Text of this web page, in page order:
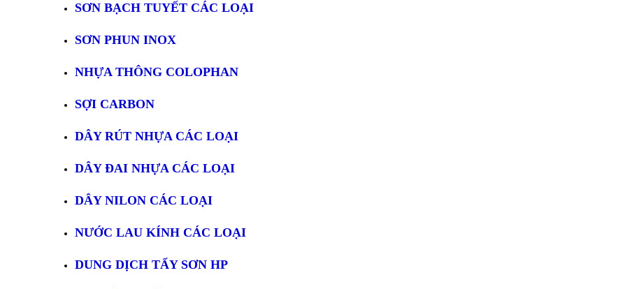
SƠN BẠCH TUYẾT CÁC LOẠI
SƠN PHUN INOX
NHỰA THÔNG COLOPHAN
SỢI CARBON
DÂY RÚT NHỰA CÁC LOẠI
DÂY ĐAI NHỰA CÁC LOẠI
DÂY NILON CÁC LOẠI
NƯỚC LAU KÍNH CÁC LOẠI
DUNG DỊCH TẨY SƠN HP